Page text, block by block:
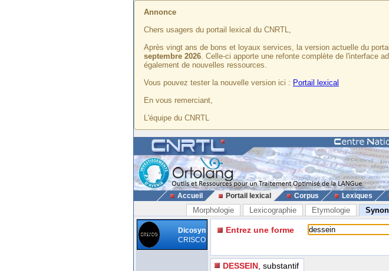
Annonce
Chers usagers du portail lexical du CNRTL,
Après vingt ans de bons et loyaux services, la version actuelle du
septembre 2026. Celle-ci apporte une refonte complète de l'interface
également de nouvelles ressources.
Vous pouvez tester la nouvelle version ici : Portail lexical
En vous remerciant,
L'équipe du CNRTL
Accueil Portail lexical Corpus Lexiques
Morphologie Lexicographie Etymologie
Dicosyn
CRISCO
Entrez une forme
DESSEIN , substantif